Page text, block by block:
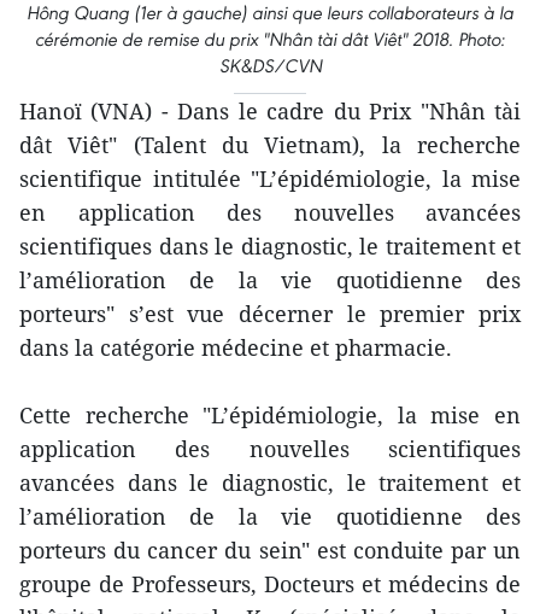
Hông Quang (1er à gauche) ainsi que leurs collaborateurs à la
cérémonie de remise du prix "Nhân tài dât Viêt" 2018. Photo:
SK&DS/CVN
Hanoï (VNA) - Dans le cadre du Prix "Nhân tài
dât Viêt" (Talent du Vietnam), la recherche
scientifique intitulée "L’épidémiologie, la mise
en application des nouvelles avancées
scientifiques dans le diagnostic, le traitement et
l’amélioration de la vie quotidienne des
porteurs" s’est vue décerner le premier prix
dans la catégorie médecine et pharmacie.
Cette recherche "L’épidémiologie, la mise en
application des nouvelles scientifiques
avancées dans le diagnostic, le traitement et
l’amélioration de la vie quotidienne des
porteurs du cancer du sein" est conduite par un
groupe de Professeurs, Docteurs et médecins de